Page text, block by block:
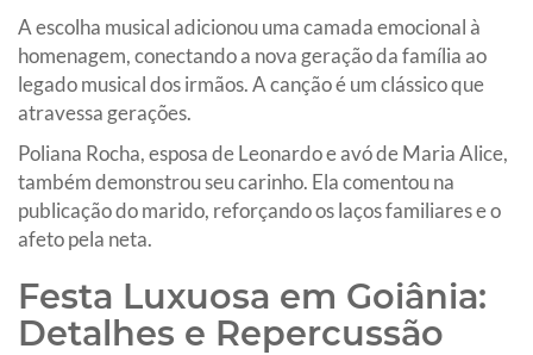
A escolha musical adicionou uma camada emocional à
homenagem, conectando a nova geração da família ao
legado musical dos irmãos. A canção é um clássico que
atravessa gerações.
Poliana Rocha, esposa de Leonardo e avó de Maria Alice,
também demonstrou seu carinho. Ela comentou na
publicação do marido, reforçando os laços familiares e o
afeto pela neta.
Festa Luxuosa em Goiânia:
Detalhes e Repercussão